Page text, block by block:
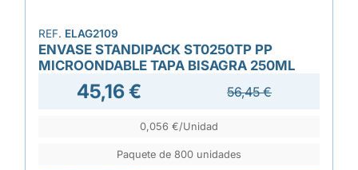
REF. ELAG2109
ENVASE STANDIPACK ST0250TP PP
MICROONDABLE TAPA BISAGRA 250ML
45,16 € 56,45 €
0,056 €/Unidad
Paquete de 800 unidades